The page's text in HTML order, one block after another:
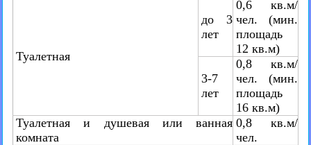
Туалетная
до 3
лет
0,6 кв.м/
чел. (мин.
площадь
12 кв.м)
3-7
лет
0,8 кв.м/
чел. (мин.
площадь
16 кв.м)
Туалетная и душевая или ванная
комната
0,8 кв.м/
чел.